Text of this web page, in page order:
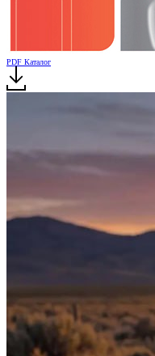
PDF Каталог